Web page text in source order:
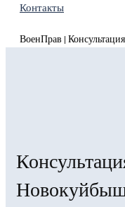
Контакты
ВоенПрав |